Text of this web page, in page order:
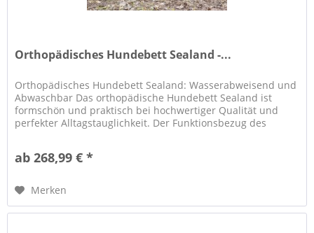
Orthopädisches Hundebett Sealand -...
Orthopädisches Hundebett Sealand: Wasserabweisend und
Abwaschbar Das orthopädische Hundebett Sealand ist
formschön und praktisch bei hochwertiger Qualität und
perfekter Alltagstauglichkeit. Der Funktionsbezug des
ab 268,99 € *
Merken